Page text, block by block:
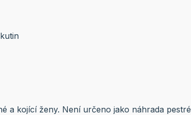
a kojící ženy. Není určeno jako náhrada pestré